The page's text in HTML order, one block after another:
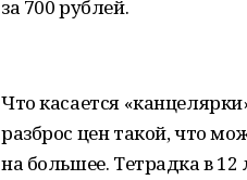
за 700 рублей.
Что касается
разброс цен такой, что
на большее. Тетрадка в